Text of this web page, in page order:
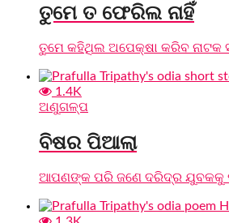
ତୁମେ ତ ଫେରିଲ ନାହିଁ
ତୁମେ କହିଥିଲ ଅପେକ୍ଷା କରିବ ନାଟକ
1.4K
ଅଣୁଗଳ୍ପ
ବିଷର ପିଆଲା
ଆପଣଙ୍କ ପରି ଜଣେ ଦରିଦ୍ର ଯୁବକକୁ